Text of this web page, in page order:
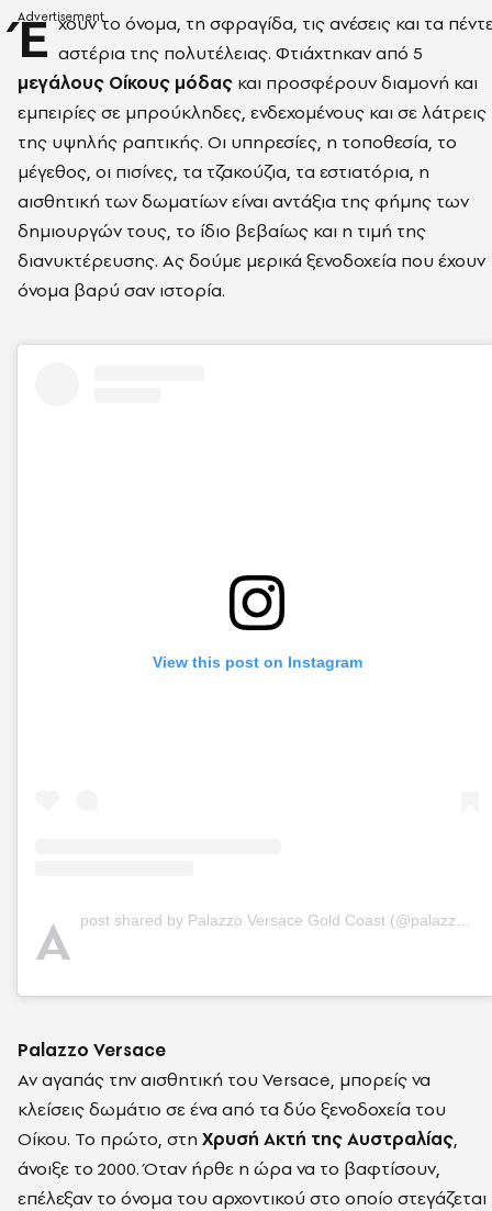
Έ χουν το όνομα, τη σφραγίδα, τις ανέσεις και τα
αστέρια της πολυτέλειας. Φτιάχτηκαν από 5
μεγάλους Οίκους μόδας και προσφέρουν διαμονή και
εμπειρίες σε μπρούκληδες, ενδεχομένους και σε λάτρεις
της υψηλής ραπτικής. Οι υπηρεσίες, η τοποθεσία, το
μέγεθος, οι πισίνες, τα τζακούζια, τα εστιατόρια, η
αισθητική των δωματίων είναι αντάξια της φήμης των
δημιουργών τους, το ίδιο βεβαίως και η τιμή της
διανυκτέρευσης. Ας δούμε μερικά ξενοδοχεία που έχουν
όνομα βαρύ σαν ιστορία.
View this post on Instagram
A post shared by Palazzo Versace Gold Coast (@palazzoversace)
Palazzo Versace
Αν αγαπάς την αισθητική του Versace, μπορείς να
κλείσεις δωμάτιο σε ένα από τα δύο ξενοδοχεία του
Οίκου. Το πρώτο, στη Χρυσή Ακτή της Αυστραλίας,
άνοιξε το 2000. Όταν ήρθε η ώρα να το βαφτίσουν,
επέλεξαν το όνομα του αρχοντικού στο οποίο στεγάζεται